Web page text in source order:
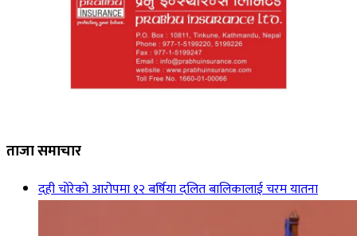
ताजा समाचार
दही चोरेको आरोपमा १२ बर्षिया दलित बालिकालाई चरम यातना